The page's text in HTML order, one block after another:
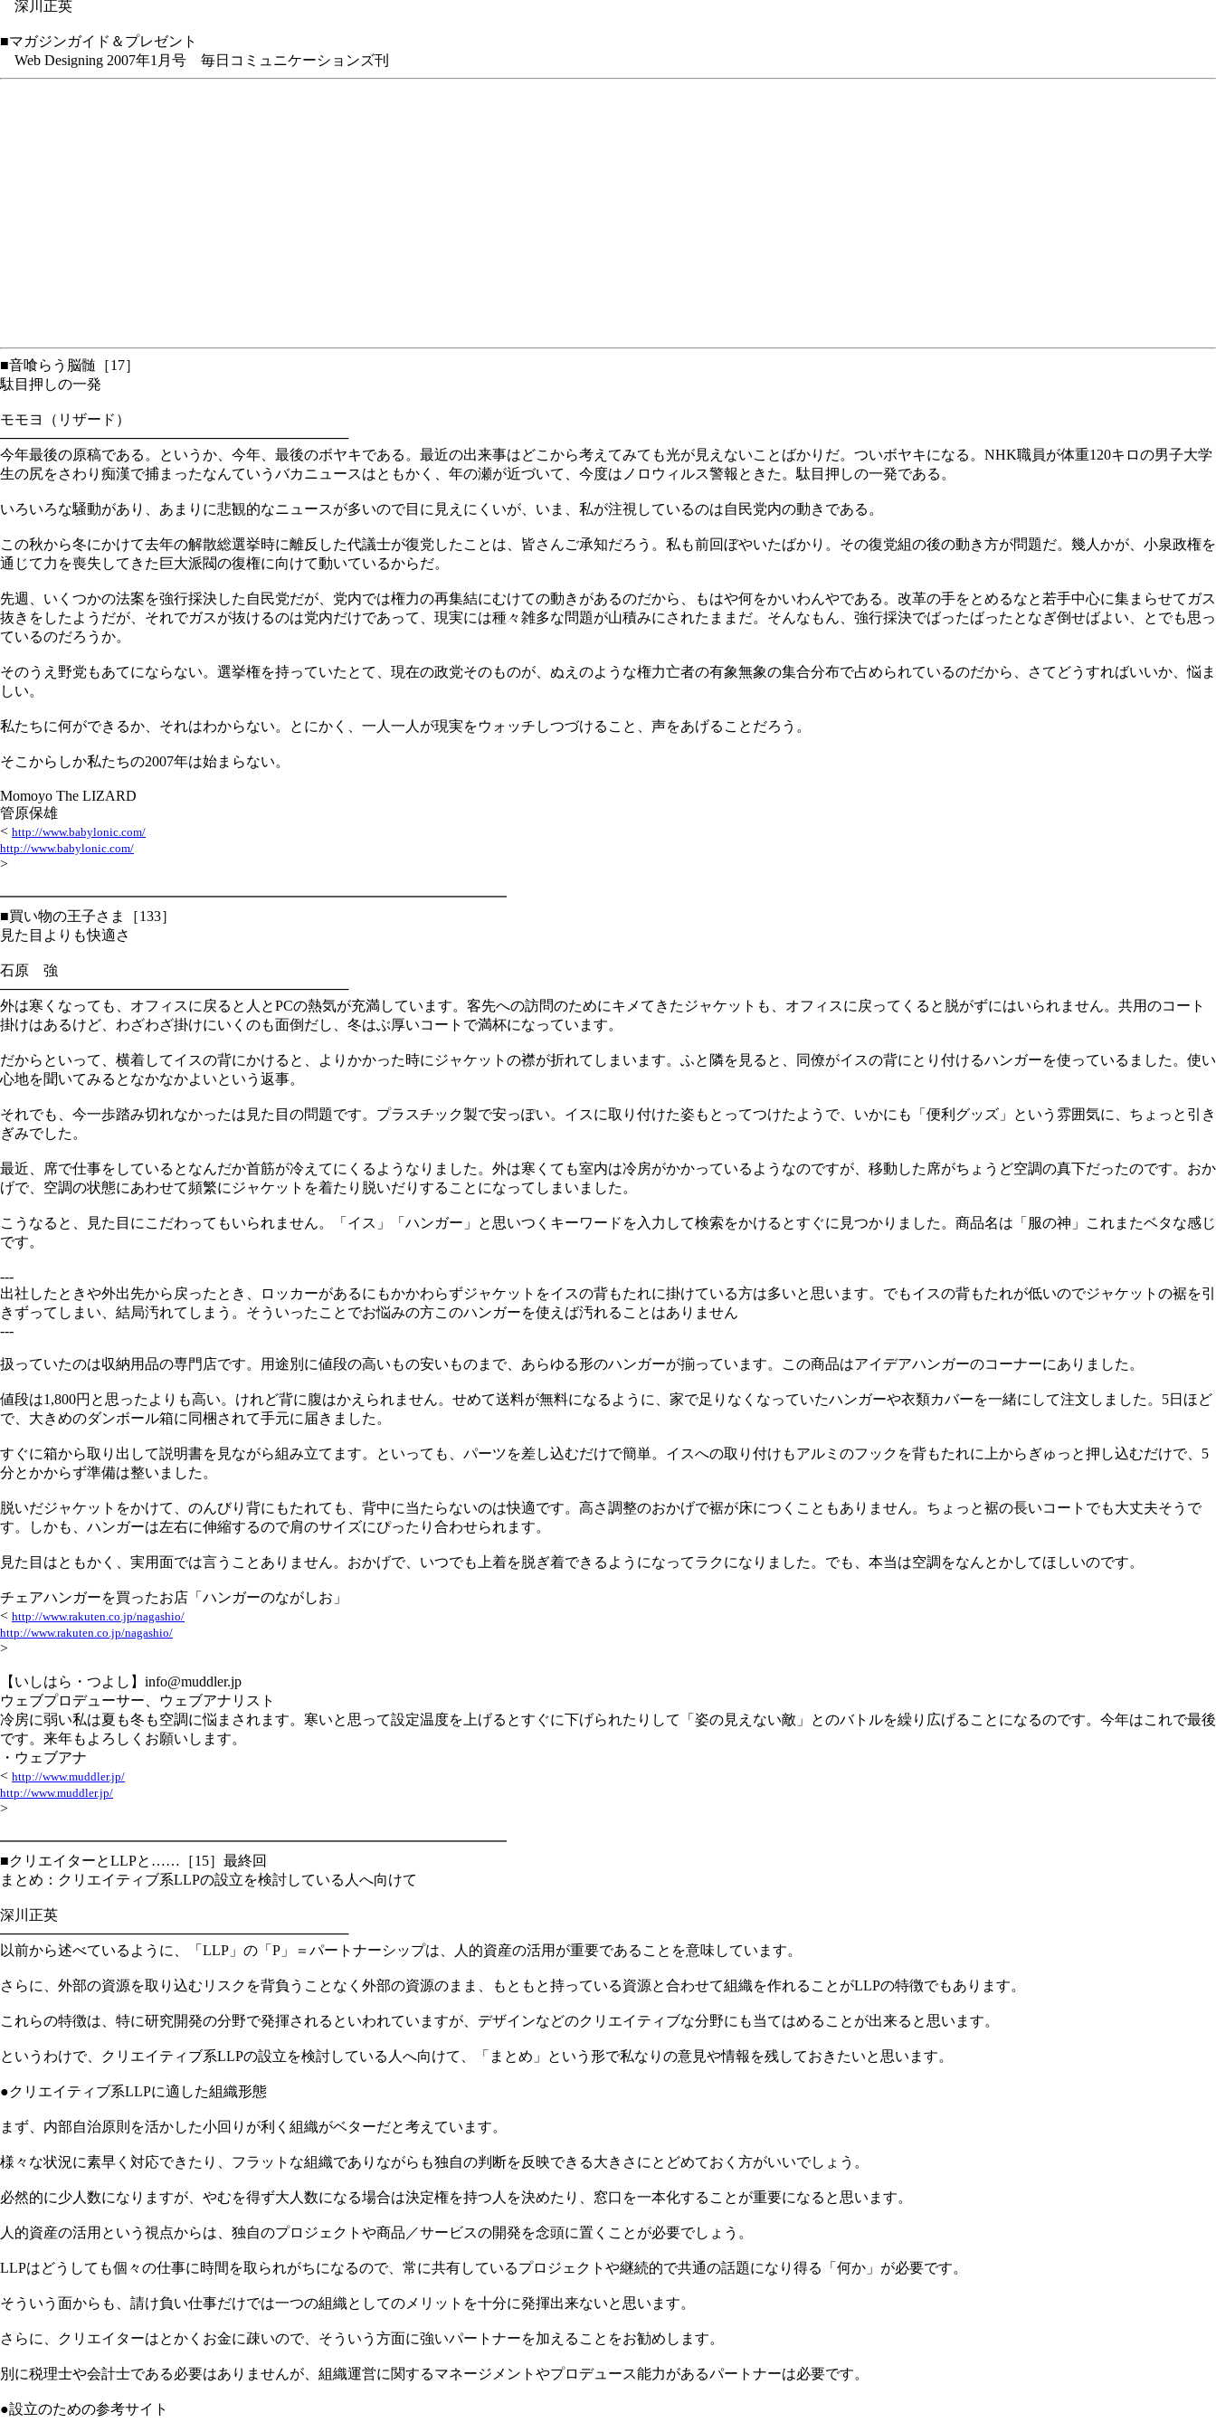
深川正英
■マガジンガイド＆プレゼント
Web Designing 2007年1月号 毎日コミュニケーションズ刊
■音喰らう脳髄［17］
駄目押しの一発
モモヨ（リザード）
───────────────────────────────────
今年最後の原稿である。というか、今年、最後のボヤキである。最近の出来事はどこから考えてみても光が見えないことばかりだ。ついボヤキになる。NHK職員が体重120キロの男子大学
生の尻をさわり痴漢で捕まったなんていうバカニュースはともかく、年の瀬が近づいて、今度はノロウィルス警報ときた。駄目押しの一発である。
いろいろな騒動があり、あまりに悲観的なニュースが多いので目に見えにくいが、いま、私が注視しているのは自民党内の動きである。
この秋から冬にかけて去年の解散総選挙時に離反した代議士が復党したことは、皆さんご承知だろう。私も前回ぼやいたばかり。その復党組の後の動き方が問題だ。幾人かが、小泉政権を
通じて力を喪失してきた巨大派閥の復権に向けて動いているからだ。
先週、いくつかの法案を強行採決した自民党だが、党内では権力の再集結にむけての動きがあるのだから、もはや何をかいわんやである。改革の手をとめるなと若手中心に集まらせてガス
抜きをしたようだが、それでガスが抜けるのは党内だけであって、現実には種々雑多な問題が山積みにされたままだ。そんなもん、強行採決でばったばったとなぎ倒せばよい、とでも思っ
ているのだろうか。
そのうえ野党もあてにならない。選挙権を持っていたとて、現在の政党そのものが、ぬえのような権力亡者の有象無象の集合分布で占められているのだから、さてどうすればいいか、悩ま
しい。
私たちに何ができるか、それはわからない。とにかく、一人一人が現実をウォッチしつづけること、声をあげることだろう。
そこからしか私たちの2007年は始まらない。
Momoyo The LIZARD
管原保雄
< http://www.babylonic.com/
http://www.babylonic.com/
>
━━━━━━━━━━━━━━━━━━━━━━━━━━━━━━━━━━━
■買い物の王子さま［133］
見た目よりも快適さ
石原 強
───────────────────────────────────
外は寒くなっても、オフィスに戻ると人とPCの熱気が充満しています。客先への訪問のためにキメてきたジャケットも、オフィスに戻ってくると脱がずにはいられません。共用のコート
掛けはあるけど、わざわざ掛けにいくのも面倒だし、冬はぶ厚いコートで満杯になっています。
だからといって、横着してイスの背にかけると、よりかかった時にジャケットの襟が折れてしまいます。ふと隣を見ると、同僚がイスの背にとり付けるハンガーを使っているました。使い
心地を聞いてみるとなかなかよいという返事。
それでも、今一歩踏み切れなかったは見た目の問題です。プラスチック製で安っぽい。イスに取り付けた姿もとってつけたようで、いかにも「便利グッズ」という雰囲気に、ちょっと引き
ぎみでした。
最近、席で仕事をしているとなんだか首筋が冷えてにくるようなりました。外は寒くても室内は冷房がかかっているようなのですが、移動した席がちょうど空調の真下だったのです。おか
げで、空調の状態にあわせて頻繁にジャケットを着たり脱いだりすることになってしまいました。
こうなると、見た目にこだわってもいられません。「イス」「ハンガー」と思いつくキーワードを入力して検索をかけるとすぐに見つかりました。商品名は「服の神」これまたベタな感じ
です。
---
出社したときや外出先から戻ったとき、ロッカーがあるにもかかわらずジャケットをイスの背もたれに掛けている方は多いと思います。でもイスの背もたれが低いのでジャケットの裾を引
きずってしまい、結局汚れてしまう。そういったことでお悩みの方このハンガーを使えば汚れることはありません
---
扱っていたのは収納用品の専門店です。用途別に値段の高いもの安いものまで、あらゆる形のハンガーが揃っています。この商品はアイデアハンガーのコーナーにありました。
値段は1,800円と思ったよりも高い。けれど背に腹はかえられません。せめて送料が無料になるように、家で足りなくなっていたハンガーや衣類カバーを一緒にして注文しました。5日ほど
で、大きめのダンボール箱に同梱されて手元に届きました。
すぐに箱から取り出して説明書を見ながら組み立てます。といっても、パーツを差し込むだけで簡単。イスへの取り付けもアルミのフックを背もたれに上からぎゅっと押し込むだけで、5
分とかからず準備は整いました。
脱いだジャケットをかけて、のんびり背にもたれても、背中に当たらないのは快適です。高さ調整のおかげで裾が床につくこともありません。ちょっと裾の長いコートでも大丈夫そうで
す。しかも、ハンガーは左右に伸縮するので肩のサイズにぴったり合わせられます。
見た目はともかく、実用面では言うことありません。おかげで、いつでも上着を脱ぎ着できるようになってラクになりました。でも、本当は空調をなんとかしてほしいのです。
チェアハンガーを買ったお店「ハンガーのながしお」
< http://www.rakuten.co.jp/nagashio/
http://www.rakuten.co.jp/nagashio/
>
【いしはら・つよし】info@muddler.jp
ウェブプロデューサー、ウェブアナリスト
冷房に弱い私は夏も冬も空調に悩まされます。寒いと思って設定温度を上げるとすぐに下げられたりして「姿の見えない敵」とのバトルを繰り広げることになるのです。今年はこれで最後
です。来年もよろしくお願いします。
・ウェブアナ
< http://www.muddler.jp/
http://www.muddler.jp/
>
━━━━━━━━━━━━━━━━━━━━━━━━━━━━━━━━━━━
■クリエイターとLLPと……［15］最終回
まとめ：クリエイティブ系LLPの設立を検討している人へ向けて
深川正英
───────────────────────────────────
以前から述べているように、「LLP」の「P」＝パートナーシップは、人的資産の活用が重要であることを意味しています。
さらに、外部の資源を取り込むリスクを背負うことなく外部の資源のまま、もともと持っている資源と合わせて組織を作れることがLLPの特徴でもあります。
これらの特徴は、特に研究開発の分野で発揮されるといわれていますが、デザインなどのクリエイティブな分野にも当てはめることが出来ると思います。
というわけで、クリエイティブ系LLPの設立を検討している人へ向けて、「まとめ」という形で私なりの意見や情報を残しておきたいと思います。
●クリエイティブ系LLPに適した組織形態
まず、内部自治原則を活かした小回りが利く組織がベターだと考えています。
様々な状況に素早く対応できたり、フラットな組織でありながらも独自の判断を反映できる大きさにとどめておく方がいいでしょう。
必然的に少人数になりますが、やむを得ず大人数になる場合は決定権を持つ人を決めたり、窓口を一本化することが重要になると思います。
人的資産の活用という視点からは、独自のプロジェクトや商品／サービスの開発を念頭に置くことが必要でしょう。
LLPはどうしても個々の仕事に時間を取られがちになるので、常に共有しているプロジェクトや継続的で共通の話題になり得る「何か」が必要です。
そういう面からも、請け負い仕事だけでは一つの組織としてのメリットを十分に発揮出来ないと思います。
さらに、クリエイターはとかくお金に疎いので、そういう方面に強いパートナーを加えることをお勧めします。
別に税理士や会計士である必要はありませんが、組織運営に関するマネージメントやプロデュース能力があるパートナーは必要です。
●設立のための参考サイト